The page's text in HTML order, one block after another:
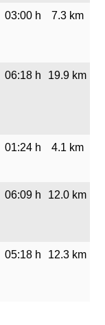
03:00 h 7.3 km
06:18 h 19.9 km
01:24 h 4.1 km
06:09 h 12.0 km
05:18 h 12.3 km